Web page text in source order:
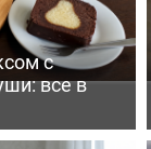
с
все в